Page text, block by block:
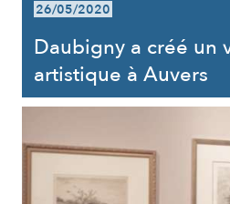
26/05/2020
Daubigny a créé un
artistique à Auvers